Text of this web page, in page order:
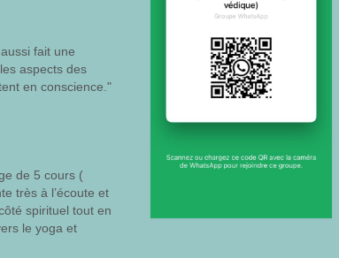
fait une
aspects des
en conscience."
de 5 cours (
très à l’écoute et
spirituel tout en
le yoga et